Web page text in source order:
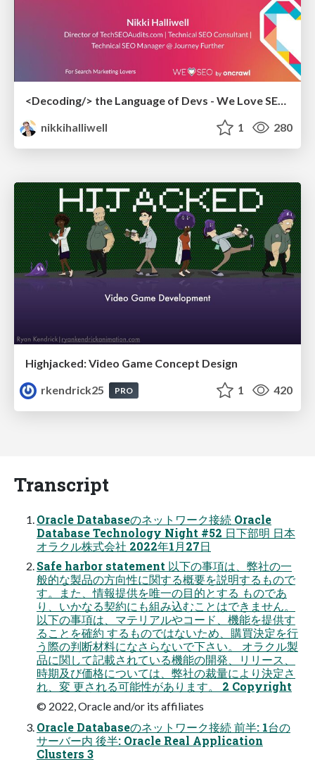
<Decoding/> the Language of Devs - We Love SEO 2024
nikkihalliwell
1 280
Highjacked: Video Game Concept Design
rkendrick25
PRO 1 420
Transcript
Oracle Databaseのネットワーク接続 Oracle
Database Technology Night #52 日下部明 日本
オラクル株式会社 2022年1月27日
Safe harbor statement 以下の事項は、弊社の一
般的な製品の方向性に関する概要を説明するもので
す。また、情報提供を唯一の目的とする ものであ
り、いかなる契約にも組み込むことはできません。
以下の事項は、マテリアルやコード、機能を提供す
ることを確約 するものではないため、購買決定を行
う際の判断材料になさらないで下さい。 オラクル製
品に関して記載されている機能の開発、リリース、
時期及び価格については、弊社の裁量により決定さ
れ、変 更される可能性があります。 2 Copyright
© 2022, Oracle and/or its affiliates
Oracle Databaseのネットワーク接続 前半: 1台の
サーバー内 後半: Oracle Real Application
Clusters 3